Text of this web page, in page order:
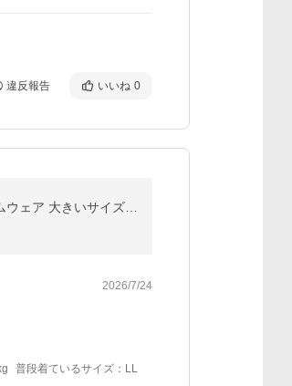
違反報告 いいね 0
2026/7/24
普段着ているサイズ：LL